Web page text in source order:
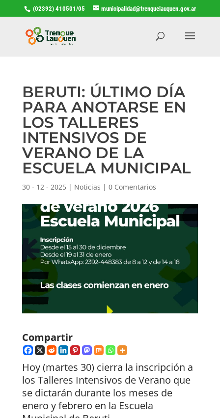
(02392) 410501/05 municipalidad@trenquelauquen.gov.ar
BERUTI: ÚLTIMO DÍA
PARA ANOTARSE EN
LOS TALLERES
INTENSIVOS DE
VERANO DE LA
ESCUELA MUNICIPAL
30 - 12 - 2025| Noticias | 0 Comentarios
Compartir
Hoy (martes 30) cierra la inscripción a
los Talleres Intensivos de Verano que
se dictarán durante los meses de
enero y febrero en la Escuela